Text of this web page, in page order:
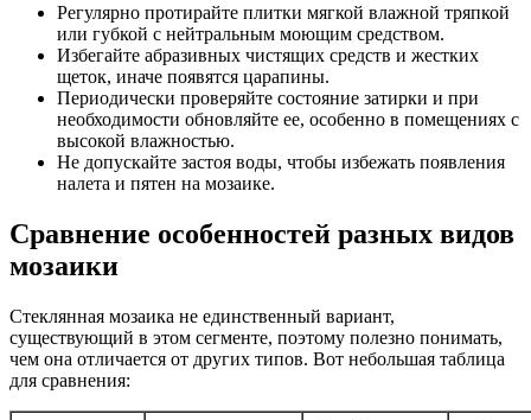
Регулярно протирайте плитки мягкой влажной тряпкой
или губкой с нейтральным моющим средством.
Избегайте абразивных чистящих средств и жестких
щеток, иначе появятся царапины.
Периодически проверяйте состояние затирки и при
необходимости обновляйте ее, особенно в помещениях с
высокой влажностью.
Не допускайте застоя воды, чтобы избежать появления
налета и пятен на мозаике.
Сравнение особенностей разных видов
мозаики
Стеклянная мозаика не единственный вариант,
существующий в этом сегменте, поэтому полезно понимать,
чем она отличается от других типов. Вот небольшая таблица
для сравнения: